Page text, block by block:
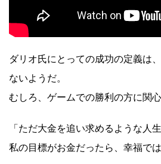
ダリオ氏にとっての成功の定義は
ないようだ。
むしろ、ゲームでの勝利の方に関
「ただ大金を追い求めるような人
私の目標がお金だったら、幸福で